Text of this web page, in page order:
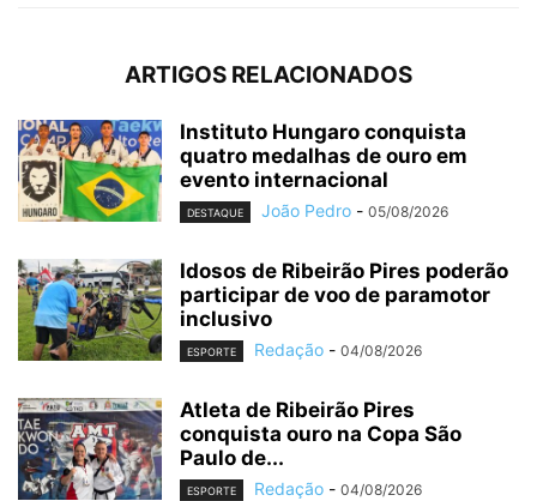
ARTIGOS RELACIONADOS
Instituto Hungaro conquista
quatro medalhas de ouro em
evento internacional
DESTAQUE João Pedro - 05/08/2026
Idosos de Ribeirão Pires poderão
participar de voo de paramotor
inclusivo
ESPORTE Redação - 04/08/2026
Atleta de Ribeirão Pires
conquista ouro na Copa São
Paulo de...
ESPORTE Redação - 04/08/2026